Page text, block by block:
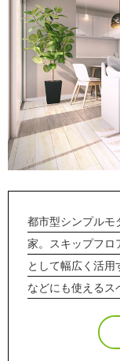
都市型シンプルモ
家。スキップフロ
として幅広く活
などにも使えるス